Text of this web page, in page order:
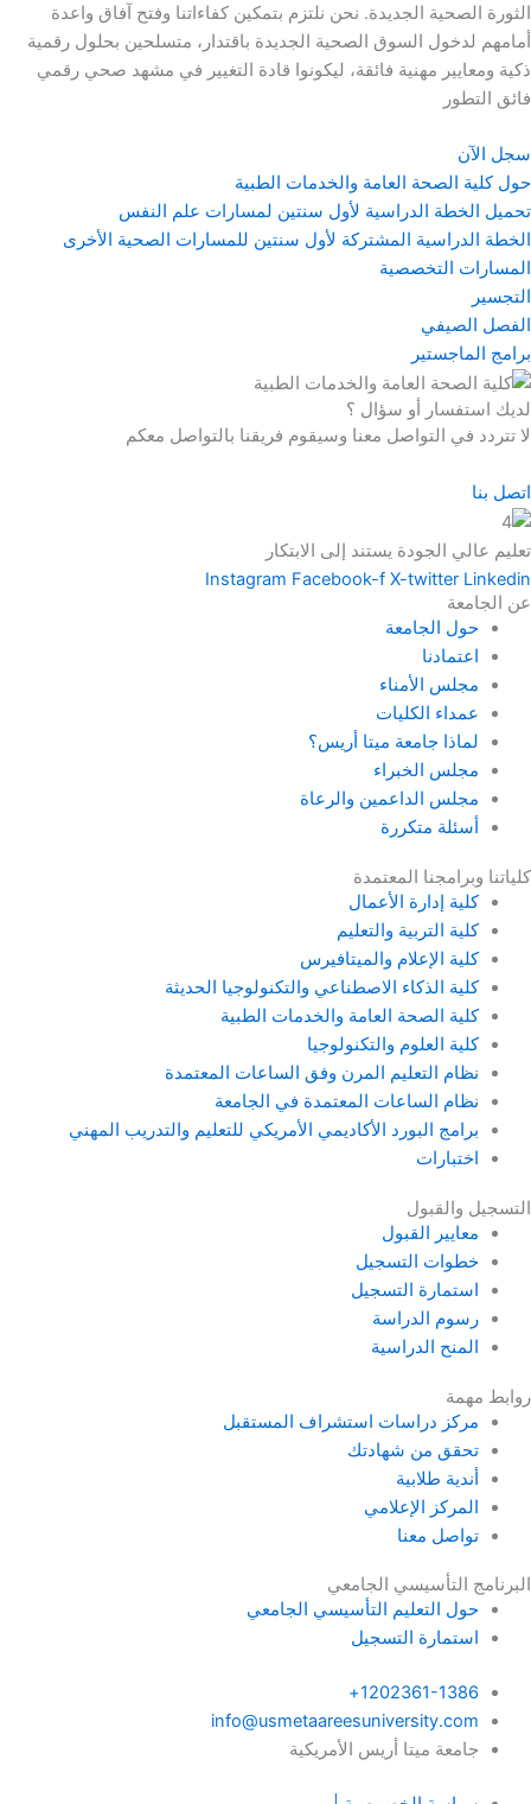
الثورة الصحية الجديدة. نحن نلتزم بتمكين كفاءاتنا وفتح آفاق واعدة
أمامهم لدخول السوق الصحية الجديدة باقتدار، متسلحين بحلول رقمية
ذكية ومعايير مهنية فائقة، ليكونوا قادة التغيير في مشهد صحي رقمي
فائق التطور
سجل الآن
حول كلية الصحة العامة والخدمات الطبية
تحميل الخطة الدراسية لأول سنتين لمسارات علم النفس
الخطة الدراسية المشتركة لأول سنتين للمسارات الصحية الأخرى
المسارات التخصصية
التجسير
الفصل الصيفي
برامج الماجستير
لديك استفسار أو سؤال ؟
لا تتردد في التواصل معنا وسيقوم فريقنا بالتواصل معكم
اتصل بنا
تعليم عالي الجودة يستند إلى الابتكار
Instagram Facebook-f X-twitter Linkedin
عن الجامعة
حول الجامعة
اعتمادنا
مجلس الأمناء
عمداء الكليات
لماذا جامعة ميتا أريس؟
مجلس الخبراء
مجلس الداعمين والرعاة
أسئلة متكررة
كلياتنا وبرامجنا المعتمدة
كلية إدارة الأعمال
كلية التربية والتعليم
كلية الإعلام والميتافيرس
كلية الذكاء الاصطناعي والتكنولوجيا الحديثة
كلية الصحة العامة والخدمات الطبية
كلية العلوم والتكنولوجيا
نظام التعليم المرن وفق الساعات المعتمدة
نظام الساعات المعتمدة في الجامعة
برامج البورد الأكاديمي الأمريكي للتعليم والتدريب المهني
اختبارات
التسجيل والقبول
معايير القبول
خطوات التسجيل
استمارة التسجيل
رسوم الدراسة
المنح الدراسية
روابط مهمة
مركز دراسات استشراف المستقبل
تحقق من شهادتك
أندية طلابية
المركز الإعلامي
تواصل معنا
البرنامج التأسيسي الجامعي
حول التعليم التأسيسي الجامعي
استمارة التسجيل
1202361-1386+
info@usmetaareesuniversity.com
جامعة ميتا أريس الأمريكية